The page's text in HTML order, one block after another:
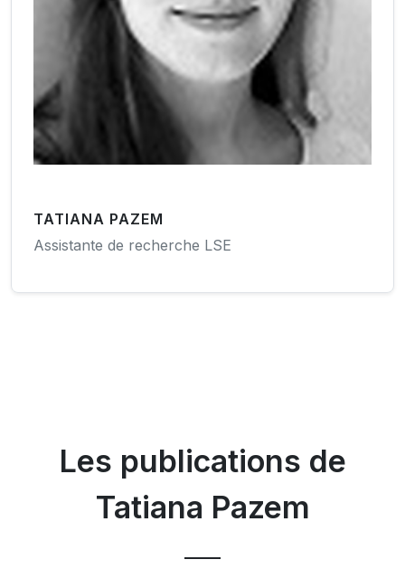
TATIANA PAZEM
Assistante de recherche LSE
Les publications de
Tatiana Pazem